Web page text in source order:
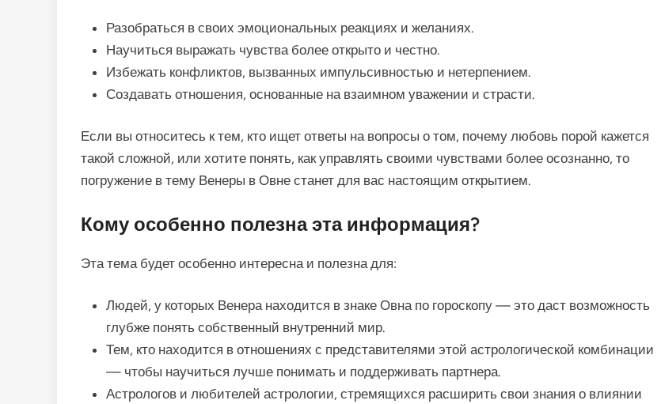
Разобраться в своих эмоциональных реакциях и желаниях.
Научиться выражать чувства более открыто и честно.
Избежать конфликтов, вызванных импульсивностью и нетерпением.
Создавать отношения, основанные на взаимном уважении и страсти.
Если вы относитесь к тем, кто ищет ответы на вопросы о том, почему любовь порой кажется
такой сложной, или хотите понять, как управлять своими чувствами более осознанно, то
погружение в тему Венеры в Овне станет для вас настоящим открытием.
Кому особенно полезна эта информация?
Эта тема будет особенно интересна и полезна для:
Людей, у которых Венера находится в знаке Овна по гороскопу — это даст возможность
глубже понять собственный внутренний мир.
Тем, кто находится в отношениях с представителями этой астрологической комбинации
— чтобы научиться лучше понимать и поддерживать партнера.
Астрологов и любителей астрологии, стремящихся расширить свои знания о влиянии